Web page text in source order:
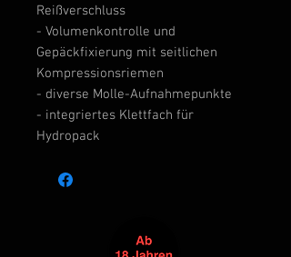
Reißverschluss
- Volumenkontrolle und
Gepäckfixierung mit seitlichen
Kompressionsriemen
- diverse Molle-Aufnahmepunkte
- integriertes Klettfach für
Hydropack